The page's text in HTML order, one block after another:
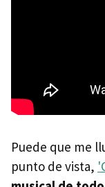
Puede que me
punto de vista,